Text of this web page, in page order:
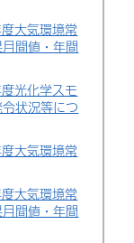
大気環境常
間値・年間
光化学スモ
状況等につ
大気環境常
大気環境常
間値・年間